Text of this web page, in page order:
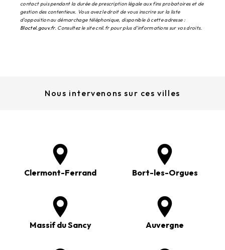
contact puis pendant la durée de prescription légale aux fins probatoires et de
gestion des contentieux. Vous avez le droit de vous inscrire sur la liste
d'opposition au démarchage téléphonique, disponible à cette adresse :
Bloctel.gouv.fr. Consultez le site cnil.fr pour plus d’informations sur vos droits.
Nous intervenons sur ces villes
Clermont-Ferrand Bort-les-Orgues
Massif du Sancy Auvergne